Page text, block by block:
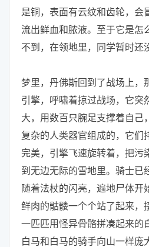
是铜，表面有云纹和齿轮，会
流出鲜血和脓液。至于它是怎
不到，在领地里，同学暂时还
梦里，丹佛斯回到了战场上，
引擎，呼啸着掠过战场，它突
大，用数百只腕足支撑着自己
复杂的人类器官组成的，它们
完美，引擎飞速旋转着，把污
到无边无际的雪地里。骑士已
随着法杖的闪亮，遍地尸体开
鲜肉的骷髅一个个站了起来
一匹匹用怪异骨骼拼凑起来的
白马和白马的骑手向山一样庞